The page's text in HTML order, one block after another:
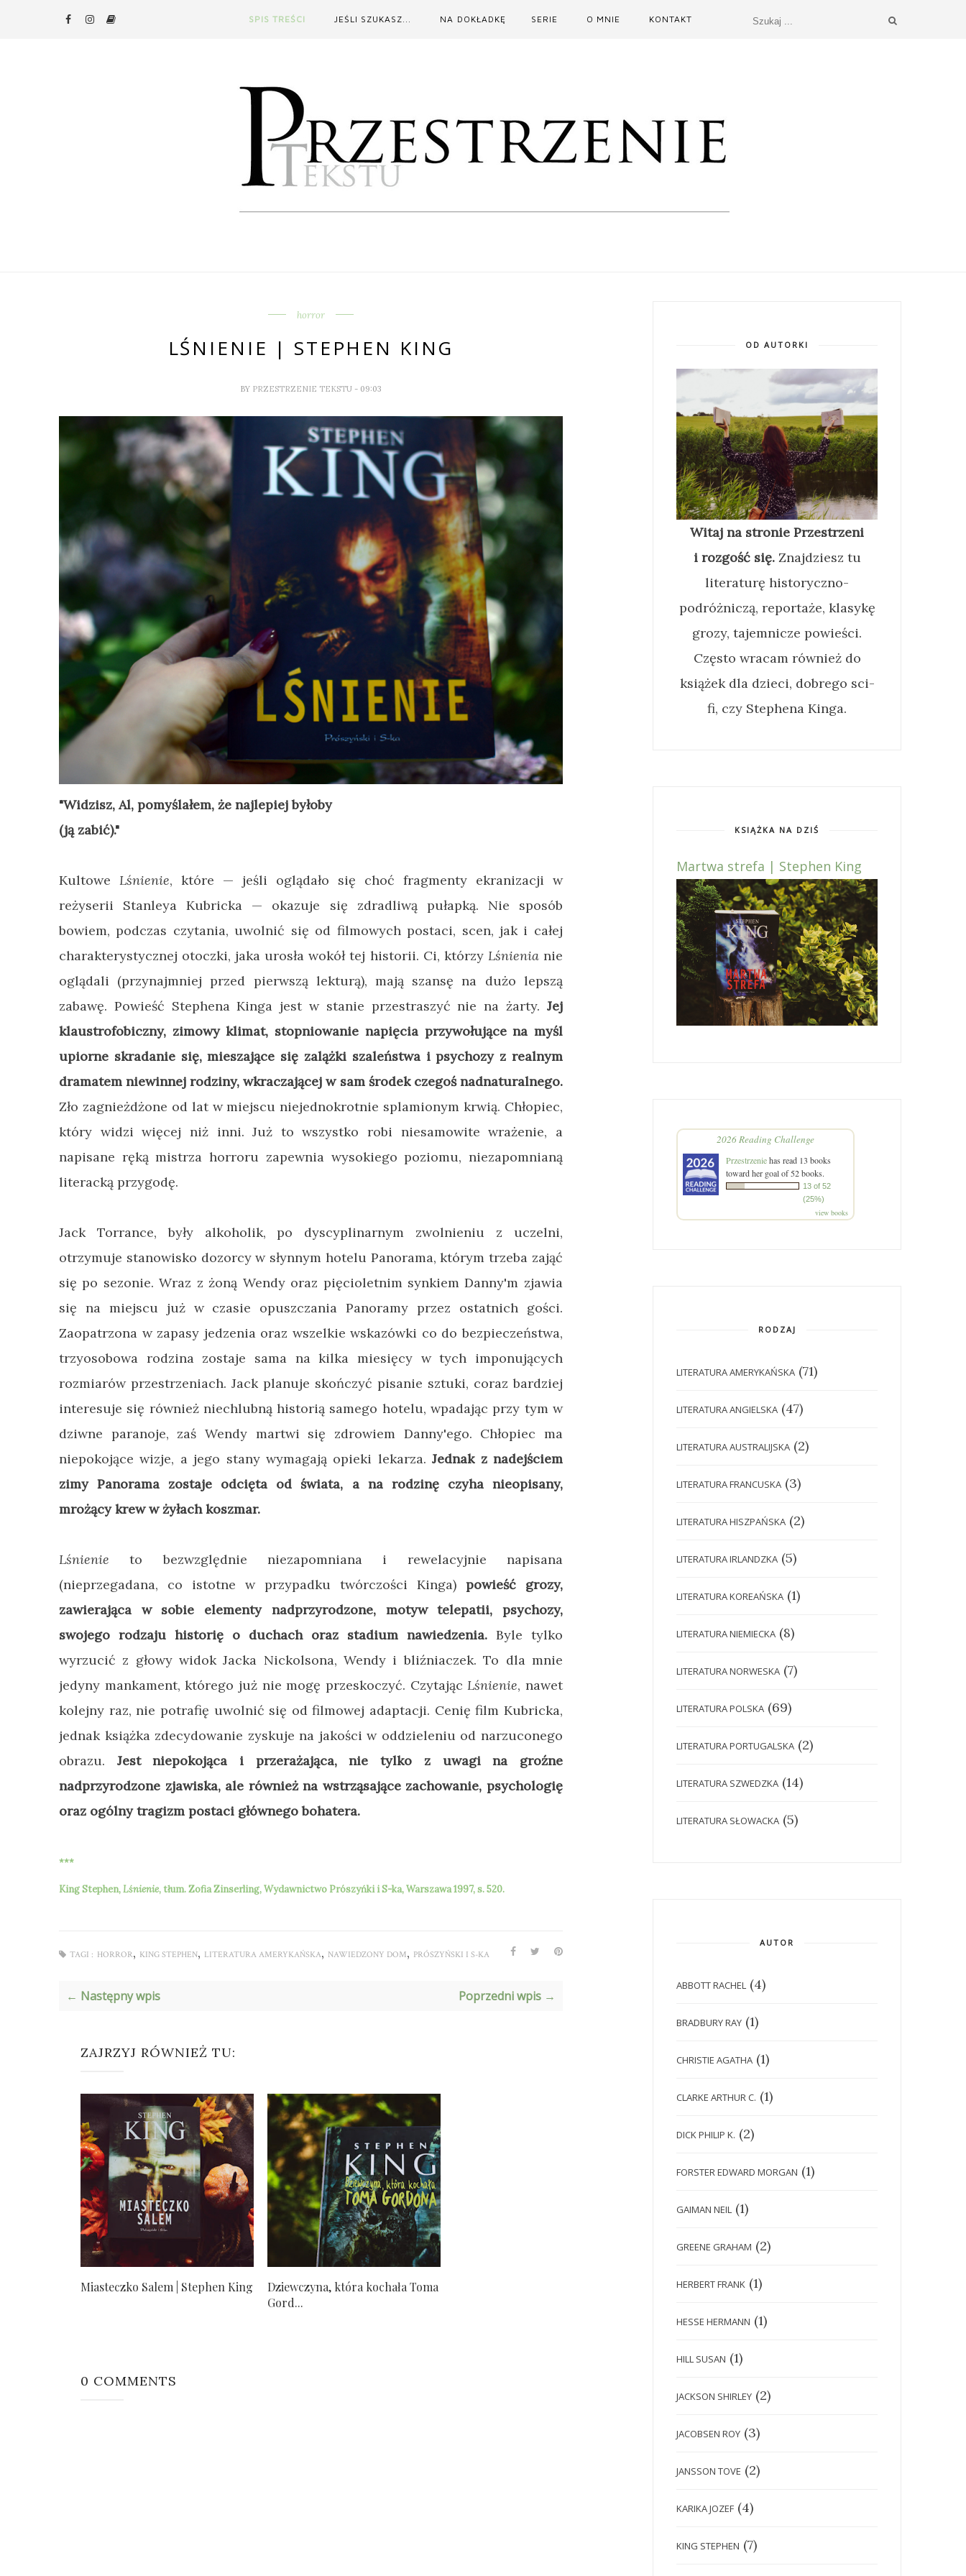
SPIS TREŚCI JEŚLI SZUKASZ... NA DOKŁADKĘ SERIE O MNIE KONTAKT
horror
LŚNIENIE | STEPHEN KING
BY PRZESTRZENIE TEKSTU - 09:03
"Widzisz, Al, pomyślałem, że najlepiej byłoby
(ją zabić)."
Kultowe Lśnienie, które — jeśli oglądało się choć fragmenty ekranizacji w
reżyserii Stanleya Kubricka — okazuje się zdradliwą pułapką. Nie sposób
bowiem, podczas czytania, uwolnić się od filmowych postaci, scen, jak i całej
charakterystycznej otoczki, jaka urosła wokół tej historii. Ci, którzy Lśnienia nie
oglądali (przynajmniej przed pierwszą lekturą), mają szansę na dużo lepszą
zabawę. Powieść Stephena Kinga jest w stanie przestraszyć nie na żarty. Jej
klaustrofobiczny, zimowy klimat, stopniowanie napięcia przywołujące na myśl
upiorne skradanie się, mieszające się zalążki szaleństwa i psychozy z realnym
dramatem niewinnej rodziny, wkraczającej w sam środek czegoś nadnaturalnego.
Zło zagnieżdżone od lat w miejscu niejednokrotnie splamionym krwią. Chłopiec,
który widzi więcej niż inni. Już to wszystko robi niesamowite wrażenie, a
napisane ręką mistrza horroru zapewnia wysokiego poziomu, niezapomnianą
literacką przygodę.
Jack Torrance, były alkoholik, po dyscyplinarnym zwolnieniu z uczelni,
otrzymuje stanowisko dozorcy w słynnym hotelu Panorama, którym trzeba zająć
się po sezonie. Wraz z żoną Wendy oraz pięcioletnim synkiem Danny'm zjawia
się na miejscu już w czasie opuszczania Panoramy przez ostatnich gości.
Zaopatrzona w zapasy jedzenia oraz wszelkie wskazówki co do bezpieczeństwa,
trzyosobowa rodzina zostaje sama na kilka miesięcy w tych imponujących
rozmiarów przestrzeniach. Jack planuje skończyć pisanie sztuki, coraz bardziej
interesuje się również niechlubną historią samego hotelu, wpadając przy tym w
dziwne paranoje, zaś Wendy martwi się zdrowiem Danny'ego. Chłopiec ma
niepokojące wizje, a jego stany wymagają opieki lekarza.Jednak z nadejściem
zimy Panorama zostaje odcięta od świata, a na rodzinę czyha nieopisany,
mrożący krew w żyłach koszmar.
Lśnienieto bezwzględnie niezapomniana i rewelacyjnie napisana
(nieprzegadana, co istotne w przypadku twórczości Kinga) powieść grozy,
zawierająca w sobie elementy nadprzyrodzone, motyw telepatii, psychozy,
swojego rodzaju historię o duchach oraz stadium nawiedzenia.Byle tylko
wyrzucić z głowy widok Jacka Nickolsona, Wendy i bliźniaczek. To dla mnie
jedyny mankament, którego już nie mogę przeskoczyć. CzytającLśnienie, nawet
kolejny raz, nie potrafię uwolnić się od filmowej adaptacji. Cenię film Kubricka,
jednak książka zdecydowanie zyskuje na jakości w oddzieleniu od narzuconego
obrazu. Jest niepokojąca i przerażająca, nie tylko z uwagi na groźne
nadprzyrodzone zjawiska, ale również na wstrząsające zachowanie, psychologię
oraz ogólny tragizm postaci głównego bohatera.
***
King Stephen,Lśnienie, tłum.Zofia Zinserling, Wydawnictwo Prószyńki i S-ka, Warszawa 1997, s. 520.
TAGI : HORROR, KING STEPHEN, LITERATURA AMERYKAŃSKA, NAWIEDZONY DOM, PRÓSZYŃSKI I S-KA
← Następny wpis Poprzedni wpis →
ZAJRZYJ RÓWNIEŻ TU:
Miasteczko Salem | Stephen King
Dziewczyna, która kochała Toma
Gord...
0 COMMENTS
OD AUTORKI
Witaj na stronie Przestrzeni
i rozgość się. Znajdziesz tu
literaturę historyczno-
podróżniczą, reportaże, klasykę
grozy, tajemnicze powieści.
Często wracam również do
książek dla dzieci, dobrego sci-
fi, czy Stephena Kinga.
KSIĄŻKA NA DZIŚ
Martwa strefa | Stephen King
2026 Reading Challenge
Przestrzeniehas read 13 books
toward her goal of 52 books.
13 of 52
(25%)
view books
RODZAJ
LITERATURA AMERYKAŃSKA (71)
LITERATURA ANGIELSKA (47)
LITERATURA AUSTRALIJSKA (2)
LITERATURA FRANCUSKA (3)
LITERATURA HISZPAŃSKA (2)
LITERATURA IRLANDZKA (5)
LITERATURA KOREAŃSKA (1)
LITERATURA NIEMIECKA (8)
LITERATURA NORWESKA (7)
LITERATURA POLSKA (69)
LITERATURA PORTUGALSKA (2)
LITERATURA SZWEDZKA (14)
LITERATURA SŁOWACKA (5)
AUTOR
ABBOTT RACHEL (4)
BRADBURY RAY (1)
CHRISTIE AGATHA (1)
CLARKE ARTHUR C. (1)
DICK PHILIP K. (2)
FORSTER EDWARD MORGAN (1)
GAIMAN NEIL (1)
GREENE GRAHAM (2)
HERBERT FRANK (1)
HESSE HERMANN (1)
HILL SUSAN (1)
JACKSON SHIRLEY (2)
JACOBSEN ROY (3)
JANSSON TOVE (2)
KARIKA JOZEF (4)
KING STEPHEN (7)